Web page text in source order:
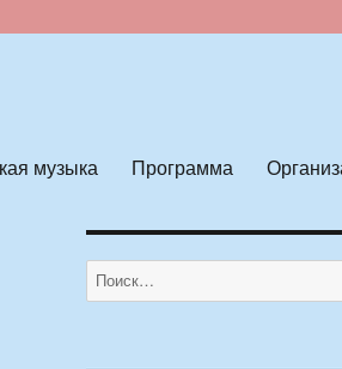
музыка Программа
Искать: